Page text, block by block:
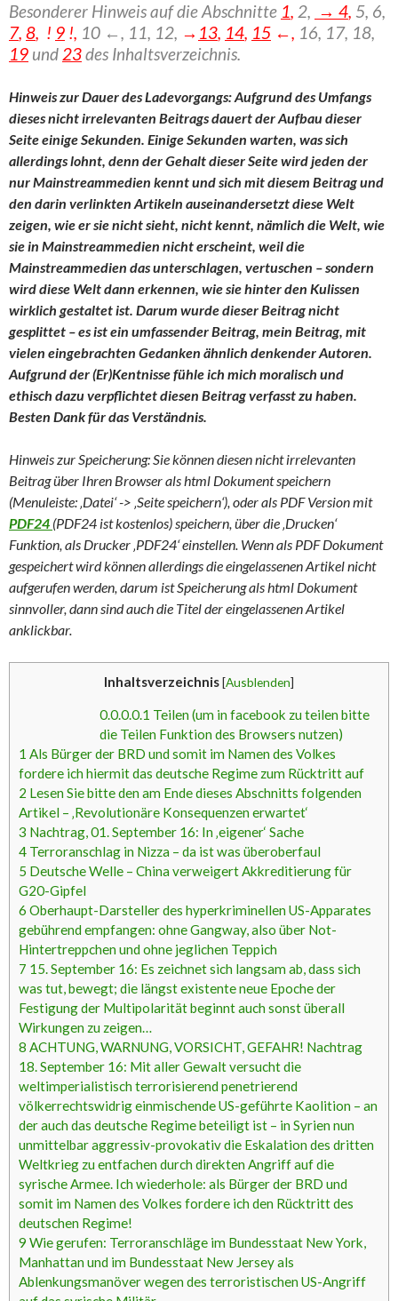
Besonderer Hinweis auf die Abschnitte 1, 2, → 4, 5, 6,
7, 8, ! 9 !, 10 ←, 11, 12, → 13, 14, 15 ←, 16, 17, 18,
19 und 23des Inhaltsverzeichnis.
Hinweis zur Dauer des Ladevorgangs: Aufgrund des Umfangs
dieses nicht irrelevanten Beitrags dauert der Aufbau dieser
Seite einige Sekunden. Einige Sekunden warten, was sich
allerdings lohnt, denn der Gehalt dieser Seite wird jeden der
nur Mainstreammedien kennt und sich mit diesem Beitrag und
den darin verlinkten Artikeln auseinandersetzt diese Welt
zeigen, wie er sie nicht sieht, nicht kennt, nämlich die Welt, wie
sie in Mainstreammedien nicht erscheint, weil die
Mainstreammedien das unterschlagen, vertuschen – sondern
wird diese Welt dann erkennen, wie sie hinter den Kulissen
wirklich gestaltet ist. Darum wurde dieser Beitrag nicht
gesplittet – es ist ein umfassender Beitrag, mein Beitrag, mit
vielen eingebrachten Gedanken ähnlich denkender Autoren.
Aufgrund der (Er)Kentnisse fühle ich mich moralisch und
ethisch dazu verpflichtet diesen Beitrag verfasst zu haben.
Besten Dank für das Verständnis.
Hinweis zur Speicherung: Sie können diesen nicht irrelevanten
Beitrag über Ihren Browser als html Dokument speichern
(Menuleiste: ‚Datei‘ -> ‚Seite speichern‘), oder als PDF Version mit
PDF24 (PDF24 ist kostenlos) speichern, über die ‚Drucken‘
Funktion, als Drucker ‚PDF24‘ einstellen. Wenn als PDF Dokument
gespeichert wird können allerdings die eingelassenen Artikel nicht
aufgerufen werden, darum ist Speicherung als html Dokument
sinnvoller, dann sind auch die Titel der eingelassenen Artikel
anklickbar.
Inhaltsverzeichnis[Ausblenden]
0.0.0.0.1 Teilen (um in facebook zu teilen bitte
die Teilen Funktion des Browsers nutzen)
1 Als Bürger der BRD und somit im Namen des Volkes
fordere ich hiermit das deutsche Regime zum Rücktritt auf
2 Lesen Sie bitte den am Ende dieses Abschnitts folgenden
Artikel – ‚Revolutionäre Konsequenzen erwartet‘
3 Nachtrag, 01. September 16: In ‚eigener‘ Sache
4 Terroranschlag in Nizza – da ist was überoberfaul
5 Deutsche Welle – China verweigert Akkreditierung für
G20-Gipfel
6 Oberhaupt-Darsteller des hyperkriminellen US-Apparates
gebührend empfangen: ohne Gangway, also über Not-
Hintertreppchen und ohne jeglichen Teppich
7 15. September 16: Es zeichnet sich langsam ab, dass sich
was tut, bewegt; die längst existente neue Epoche der
Festigung der Multipolarität beginnt auch sonst überall
Wirkungen zu zeigen…
8 ACHTUNG, WARNUNG, VORSICHT, GEFAHR! Nachtrag
18. September 16: Mit aller Gewalt versucht die
weltimperialistisch terrorisierend penetrierend
völkerrechtswidrig einmischende US-geführte Kaolition – an
der auch das deutsche Regime beteiligt ist – in Syrien nun
unmittelbar aggressiv-provokativ die Eskalation des dritten
Weltkrieg zu entfachen durch direkten Angriff auf die
syrische Armee. Ich wiederhole: als Bürger der BRD und
somit im Namen des Volkes fordere ich den Rücktritt des
deutschen Regime!
9 Wie gerufen: Terroranschläge im Bundesstaat New York,
Manhattan und im Bundesstaat New Jersey als
Ablenkungsmanöver wegen des terroristischen US-Angriff